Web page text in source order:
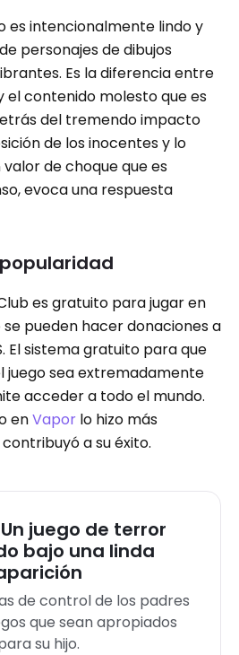
es intencionalmente lindo y
personajes de dibujos
Es la diferencia entre
el contenido molesto que es
del tremendo impacto
de los inocentes y lo
de choque que es
evoca una respuesta
es gratuito para jugar en
se pueden hacer donaciones a
El sistema gratuito para que
juego sea extremadamente
acceder a todo el mundo.
enVapor lo hizo más
a su éxito.
Un juego de terror
bajo una linda
de control de los padres
que sean apropiados
su hijo.